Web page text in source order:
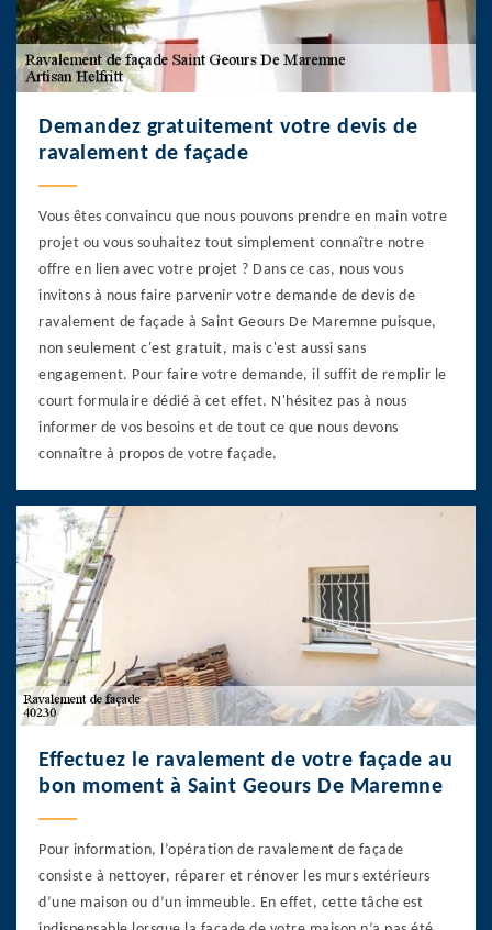
Demandez gratuitement votre devis de
ravalement de façade
Vous êtes convaincu que nous pouvons prendre en main votre
projet ou vous souhaitez tout simplement connaître notre
offre en lien avec votre projet ? Dans ce cas, nous vous
invitons à nous faire parvenir votre demande de devis de
ravalement de façade à Saint Geours De Maremne puisque,
non seulement c'est gratuit, mais c'est aussi sans
engagement. Pour faire votre demande, il suffit de remplir le
court formulaire dédié à cet effet. N'hésitez pas à nous
informer de vos besoins et de tout ce que nous devons
connaître à propos de votre façade.
Effectuez le ravalement de votre façade au
bon moment à Saint Geours De Maremne
Pour information, l’opération de ravalement de façade
consiste à nettoyer, réparer et rénover les murs extérieurs
d’une maison ou d’un immeuble. En effet, cette tâche est